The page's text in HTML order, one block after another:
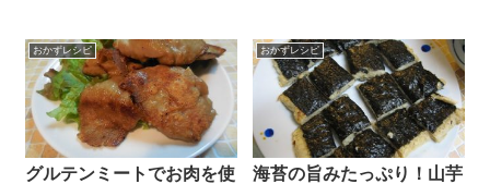
木綿豆腐 1丁、『おからパウダ
ー』 大さじ3、片栗粉 大さじ
4、塩 小さじ1/2、刻んだ大...
るんですが、今日はオートミー
ルをたっぷり入れてオートミー
ル入りハンバーグにしてみまし
た～😉 オートミー...
おかずレシピ
グルテンミートでお肉を使
おかずレシピ
海苔の旨みたっぷり！山芋